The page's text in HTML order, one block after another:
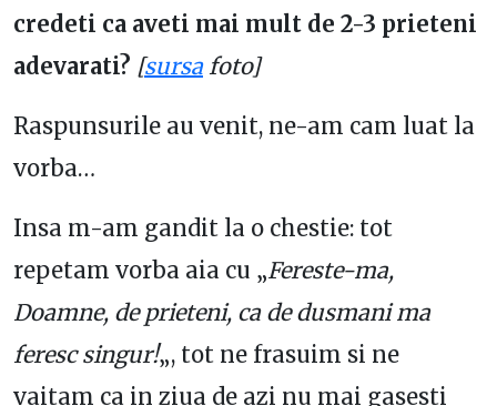
credeti ca aveti mai mult de 2-3 prieteni
adevarati? [sursafoto]
Raspunsurile au venit, ne-am cam luat la
vorba…
Insa m-am gandit la o chestie: tot
repetam vorba aia cu „Fereste-ma,
Doamne, de prieteni, ca de dusmani ma
feresc singur!„, tot ne frasuim si ne
vaitam ca in ziua de azi nu mai gasesti